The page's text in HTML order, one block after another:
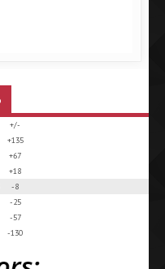
+/-
+135
+67
+18
-8
-25
-57
-130